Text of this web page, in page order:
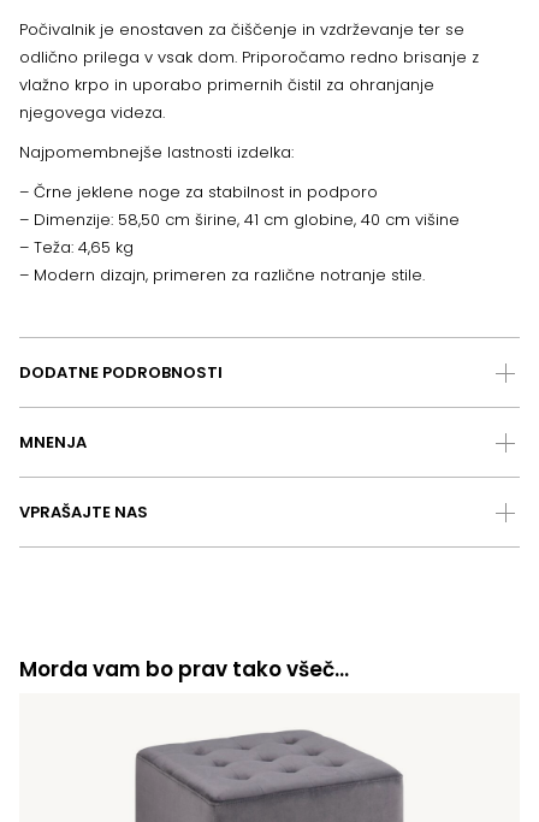
Počivalnik je enostaven za čiščenje in vzdrževanje ter se
odlično prilega v vsak dom. Priporočamo redno brisanje z
vlažno krpo in uporabo primernih čistil za ohranjanje
njegovega videza.
Najpomembnejše lastnosti izdelka:
– Črne jeklene noge za stabilnost in podporo
– Dimenzije: 58,50 cm širine, 41 cm globine, 40 cm višine
– Teža: 4,65 kg
– Modern dizajn, primeren za različne notranje stile.
DODATNE PODROBNOSTI
MNENJA
VPRAŠAJTE NAS
Morda vam bo prav tako všeč…